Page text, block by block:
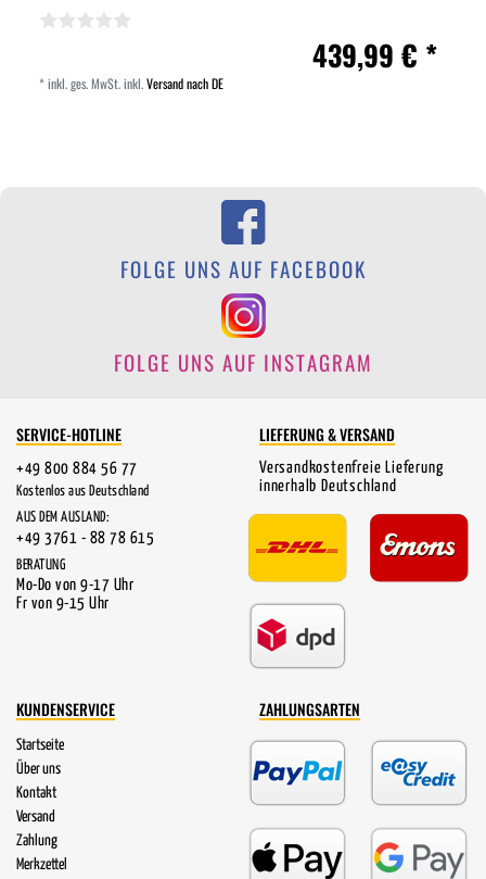
439,99 € *
*inkl. ges. MwSt.inkl.Versand nach DE
FOLGE UNS AUF FACEBOOK
FOLGE UNS AUF INSTAGRAM
SERVICE-HOTLINE
+49 800 884 56 77
Kostenlos aus Deutschland
AUS DEM AUSLAND:
+49 3761 - 88 78 615
BERATUNG
Mo-Do von 9-17 Uhr
Fr von 9-15 Uhr
LIEFERUNG & VERSAND
Versandkostenfreie Lieferung
innerhalb Deutschland
KUNDENSERVICE
Startseite
Über uns
Kontakt
Versand
Zahlung
Merkzettel
ZAHLUNGSARTEN